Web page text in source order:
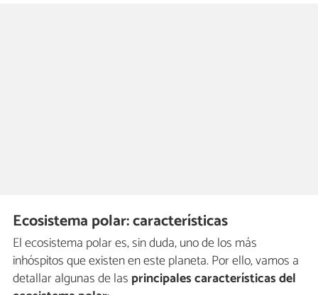
Ecosistema polar: características
El ecosistema polar es, sin duda, uno de los más
inhóspitos que existen en este planeta. Por ello, vamos a
detallar algunas de las principales características del